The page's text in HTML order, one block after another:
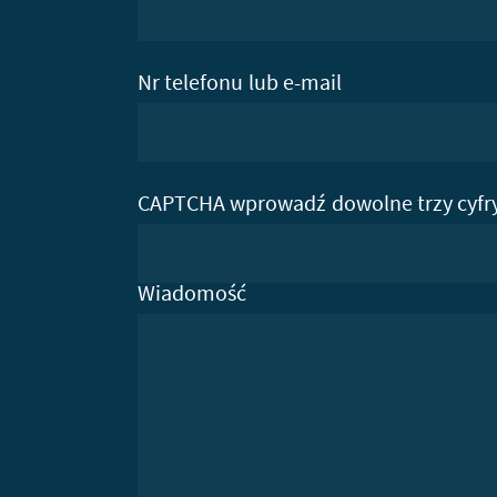
Nr telefonu lub e-mail
CAPTCHA wprowadź dowolne trzy
Wiadomość